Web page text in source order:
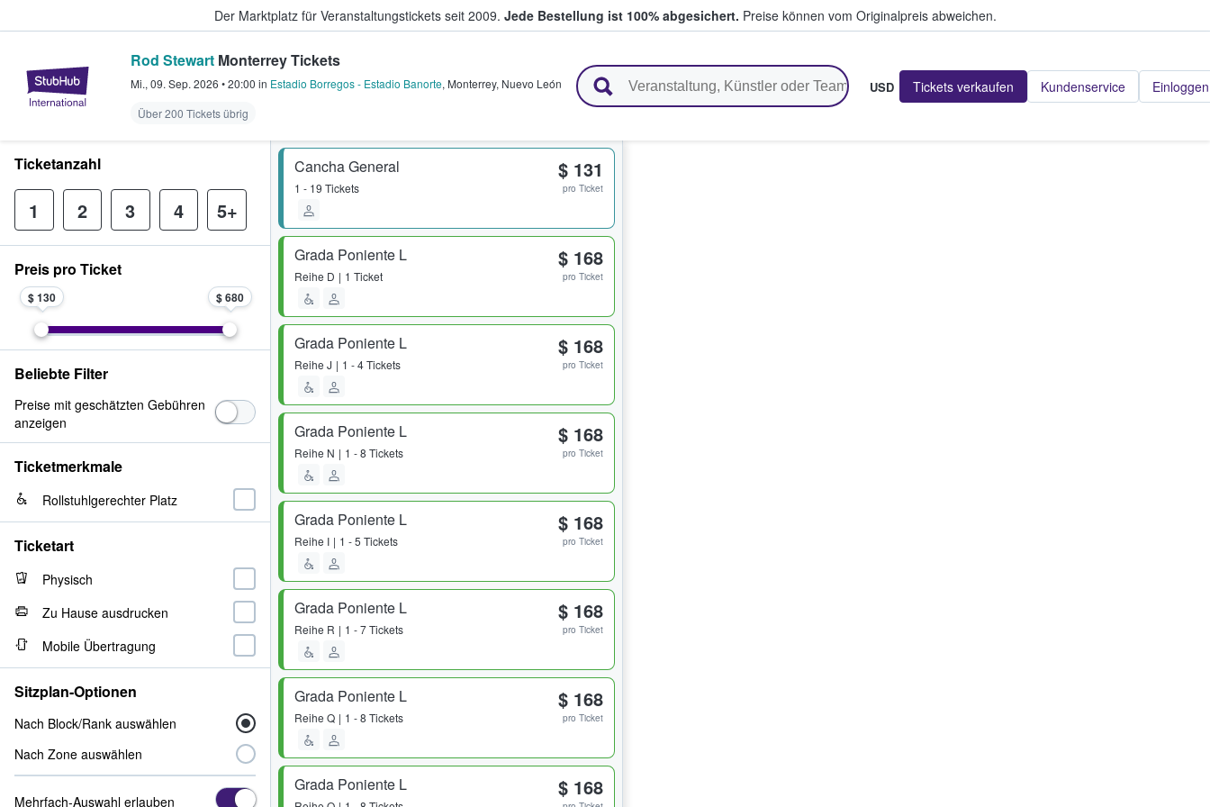
Der Marktplatz für Veranstaltungstickets seit 2009. Jede Bestellung ist 100% abgesichert. Preise können vom Originalpreis abweichen.
StubHub - Wo Fans Tickets kaufen & verkaufen
Rod Stewart Monterrey Tickets
Mi., 09. Sep. 2026 •20:00 in Estadio Borregos - Estadio Banorte, Monterrey, Nuevo León
Über 200 Tickets übrig
USD Tickets verkaufen Kundenservice Einloggen
Cancha General
1 - 19 Tickets
$ 131
pro Ticket
Grada Poniente L
Reihe D 1 Ticket
$ 168
pro Ticket
Grada Poniente L
Reihe J 1 - 4 Tickets
$ 168
pro Ticket
Grada Poniente L
Reihe N 1 - 8 Tickets
$ 168
pro Ticket
Grada Poniente L
Reihe I 1 - 5 Tickets
$ 168
pro Ticket
Grada Poniente L
Reihe R 1 - 7 Tickets
$ 168
pro Ticket
Grada Poniente L
Reihe Q 1 - 8 Tickets
$ 168
pro Ticket
Grada Poniente L $ 168
Ticketanzahl
1 2 3 4 5+
Preis pro Ticket
$ 130 $ 680
Beliebte Filter
Preise mit geschätzten Gebühren
anzeigen
Ticketmerkmale
Rollstuhlgerechter Platz
Ticketart
Physisch
Zu Hause ausdrucken
Mobile Übertragung
Sitzplan-Optionen
Nach Block/Rank auswählen
Nach Zone auswählen
Mehrfach-Auswahl erlauben